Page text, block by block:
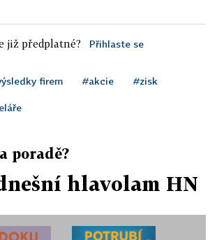
již předplatné? Přihlaste se
firem #akcie #zisk
poradě?
hlavolam HN